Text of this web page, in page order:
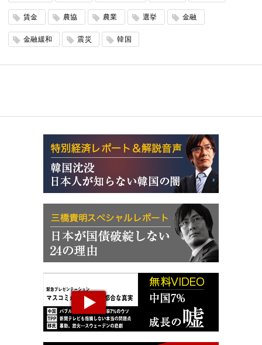
賃金 農協 農業 選挙 金融
金融緩和 震災 韓国